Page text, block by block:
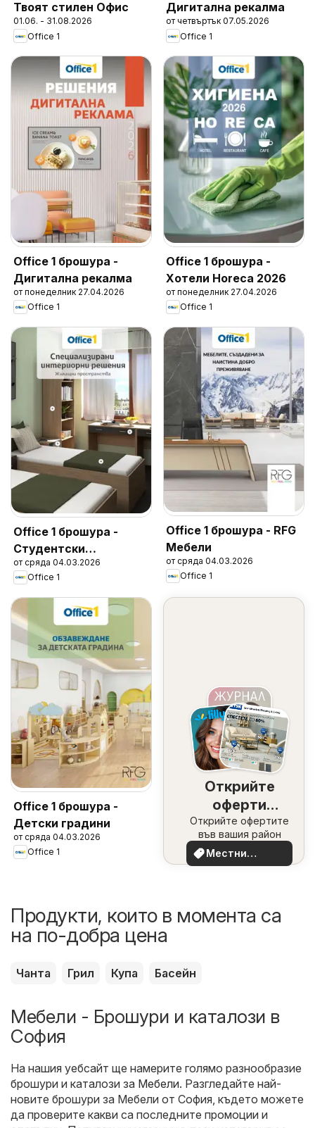
Твоят стилен Офис
01.06. - 31.08.2026
Office 1
Дигитална рекалма
от четвъртък 07.05.2026
Office 1
Office 1 брошура -
Дигитална рекалма
от понеделник 27.04.2026
Office 1
Office 1 брошура -
Хотели Horeca 2026
от понеделник 27.04.2026
Office 1
Office 1 брошура -
Студентски
общежития
от сряда 04.03.2026
Office 1
Office 1 брошура - RFG
Мебели
от сряда 04.03.2026
Office 1
Office 1 брошура -
Детски градини
от сряда 04.03.2026
Office 1
Открийте
оферти
наблизо
Открийте офертите
във вашия район
Местни
оферти
Продукти, които в момента са
на по-добра цена
Чанта Грил Купа Басейн
Мебели - Брошури и каталози в
София
На нашия уебсайт ще намерите голямо разнообразие
брошури и каталози за Мебели. Разгледайте най-
новите брошури за Мебели от София, където можете
да проверите какви са последните промоции и